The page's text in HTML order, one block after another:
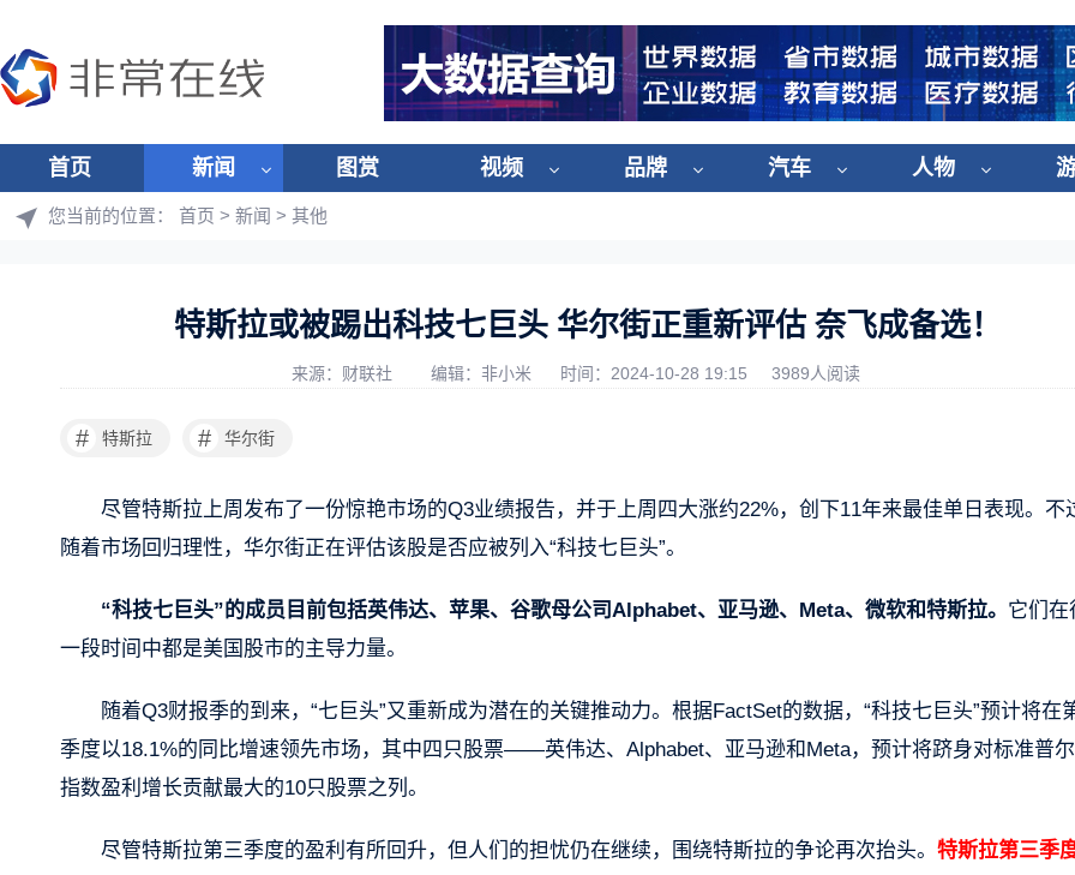
首页 新闻 图赏 视频 品牌 汽车 人物
您当前的位置： 首页 > 新闻 > 其他
特斯拉或被踢出科技七巨头 华尔街正重新评估 奈飞成备选！
来源：财联社 编辑：非小米 时间：2024-10-28 19:15 3989人阅读
# 特斯拉 # 华尔街
尽管特斯拉上周发布了一份惊艳市场的Q3业绩报告，并于上周四大涨约22%，创下11年来最佳单日表现。不
随着市场回归理性，华尔街正在评估该股是否应被列入“科技七巨头”。
“科技七巨头”的成员目前包括英伟达、苹果、谷歌母公司Alphabet、亚马逊、Meta、微软和特斯拉。 它们在
一段时间中都是美国股市的主导力量。
随着Q3财报季的到来，“七巨头”又重新成为潜在的关键推动力。根据FactSet的数据，“科技七巨头”预计将在
季度以18.1%的同比增速领先市场，其中四只股票——英伟达、Alphabet、亚马逊和Meta，预计将跻身对标准普
指数盈利增长贡献最大的10只股票之列。
尽管特斯拉第三季度的盈利有所回升，但人们的担忧仍在继续，围绕特斯拉的争论再次抬头。 特斯拉第三季